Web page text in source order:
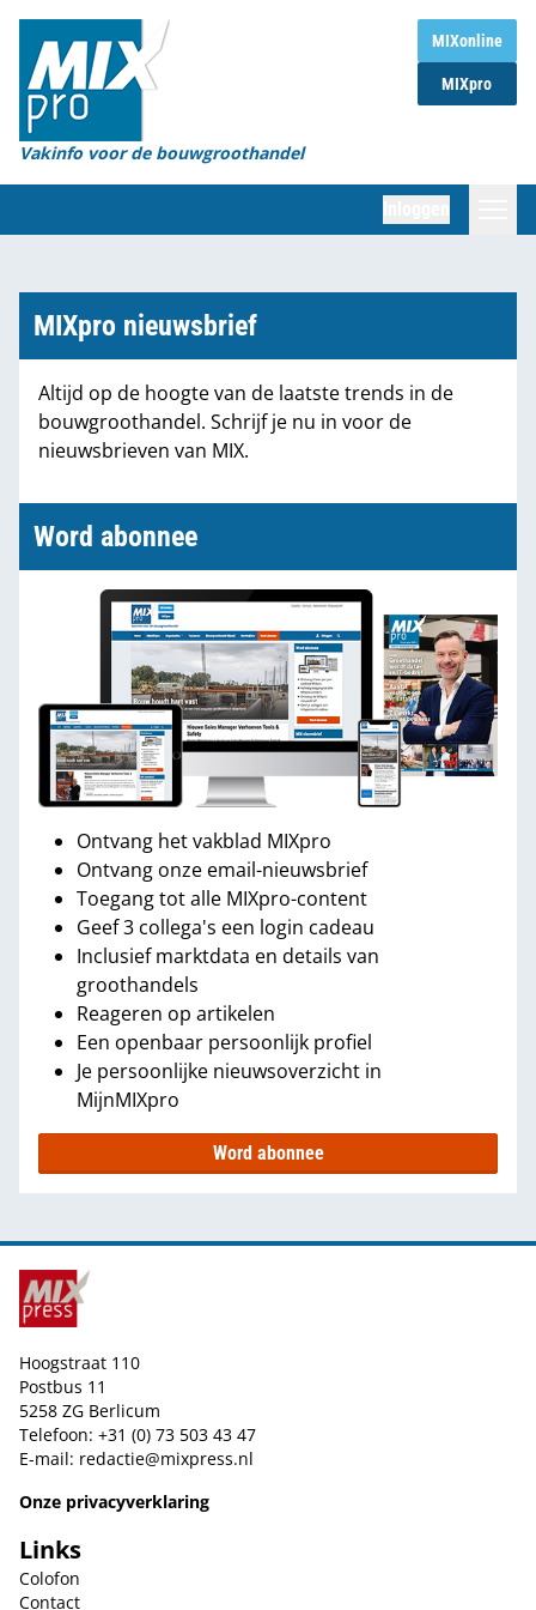
MIXonline
MIXpro
Vakinfo voor de bouwgroothandel
Home
Magazines
Organisaties
Marktcijfers
Partners
MIXpro nieuwsbrief
Altijd op de hoogte van de laatste trends in de
bouwgroothandel. Schrijf je nu in voor de
nieuwsbrieven van MIX.
Word abonnee
Ontvang het vakblad MIXpro
Ontvang onze email-nieuwsbrief
Toegang tot alle MIXpro-content
Geef 3 collega's een login cadeau
Inclusief marktdata en details van
groothandels
Reageren op artikelen
Een openbaar persoonlijk profiel
Je persoonlijke nieuwsoverzicht in
MijnMIXpro
Word abonnee
Hoogstraat 110
Postbus 11
5258 ZG Berlicum
Telefoon: +31 (0) 73 503 43 47
E-mail: redactie@mixpress.nl
Onze privacyverklaring
Links
Colofon
Contact